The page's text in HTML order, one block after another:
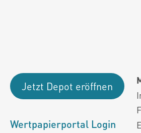
Jetzt Depot eröffnen
Wertpapierportal Login